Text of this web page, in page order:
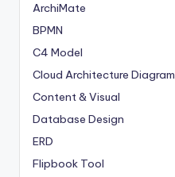
ArchiMate
BPMN
C4 Model
Cloud Architecture Diagram
Content & Visual
Database Design
ERD
Flipbook Tool